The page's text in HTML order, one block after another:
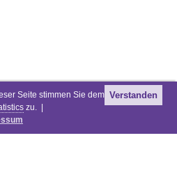
Seite stimmen Sie dem
zu. |
Verstanden